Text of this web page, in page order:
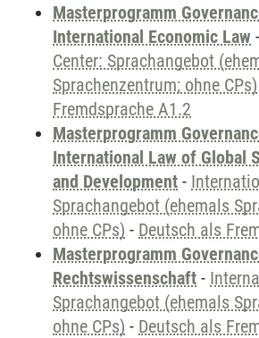
Masterprogramm
International Economic Law -
Center: Sprachangebot
Sprachenzentrum; ohne CPs)
Fremdsprache A1.2
Masterprogramm
International Law of Global
and Development -
Sprachangebot (ehemals
ohne CPs) - Deutsch als
Masterprogramm
Rechtswissenschaft -
Sprachangebot (ehemals
ohne CPs) - Deutsch als